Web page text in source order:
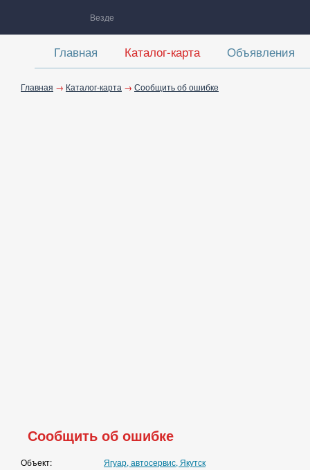
Везде
Главная Каталог-карта Объявления
Главная → Каталог-карта → Сообщить об ошибке
Сообщить об ошибке
Объект:
Ягуар, автосервис, Якутск